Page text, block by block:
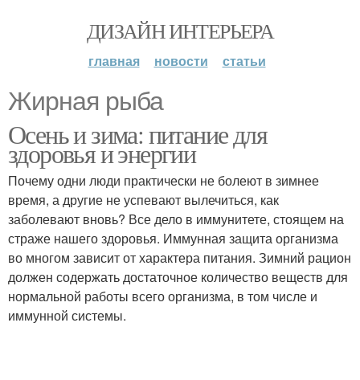
ДИЗАЙН ИНТЕРЬЕРА
главная новости статьи
Жирная рыба
Осень и зима: питание для
здоровья и энергии
Почему одни люди практически не болеют в зимнее
время, а другие не успевают вылечиться, как
заболевают вновь? Все дело в иммунитете, стоящем на
страже нашего здоровья. Иммунная защита организма
во многом зависит от характера питания. Зимний рацион
должен содержать достаточное количество веществ для
нормальной работы всего организма, в том числе и
иммунной системы.